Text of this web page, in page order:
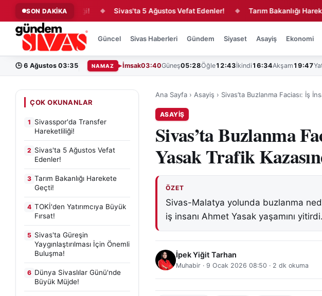
SON DAKİKA
Hareketliliği! Sivas'ta 5 Ağustos Vefat Edenler! ◆ Tarım Bakanlığı Harekete
Güncel Sivas Haberleri Gündem Siyaset Asayiş Ekonomi
🕒 6 Ağustos 03:35 NAMAZ İmsak03:40Güneş05:28Öğle12:43İkindi 16:34Akşam 19:47
ÇOK OKUNANLAR
1 Sivasspor'da Transfer
Hareketliliği!
2 Sivas'ta 5 Ağustos Vefat
Edenler!
3 Tarım Bakanlığı Harekete
Geçti!
4 TOKİ'den Yatırımcıya Büyük
Fırsat!
5 Sivas'ta Güreşin
Yaygınlaştırılması İçin Önemli
Buluşma!
6 Dünya Sivaslılar Günü'nde
Büyük Müjde!
Ana Sayfa › Asayiş › Sivas’ta Buzlanma Faciası: İş
ASAYIŞ
Sivas’ta Buzlanma
Yasak Trafik
ÖZET
Sivas-Malatya yolunda buzlanma
iş insanı Ahmet Yasak yaşamını yitirdi.
İpek Yiğit Tarhan
Muhabir · 9 Ocak 2026 08:50 · 2 dk okuma